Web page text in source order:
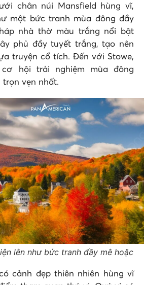
chân núi Mansfield hùng vĩ,
một bức tranh mùa đông đầy
nhà thờ màu trắng nổi bật
phủ đầy tuyết trắng, tạo nên
truyện cổ tích. Đến với Stowe,
hội trải nghiệm mùa đông
trọn vẹn nhất.
lên như bức tranh đầy mê hoặc
cảnh đẹp thiên nhiên hùng vĩ